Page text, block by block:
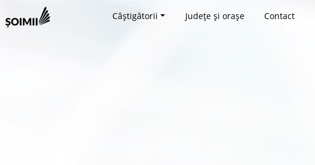
Câștigătorii Județe și orașe Contact